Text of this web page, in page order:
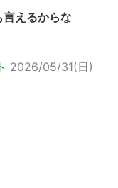
えるからな
2026/05/31(日)